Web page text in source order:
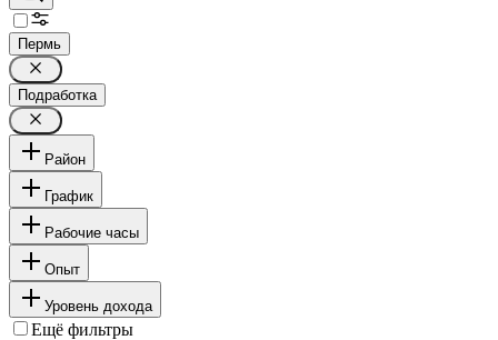
Пермь
Подработка
Район
График
Рабочие часы
Опыт
Уровень дохода
Ещё фильтры